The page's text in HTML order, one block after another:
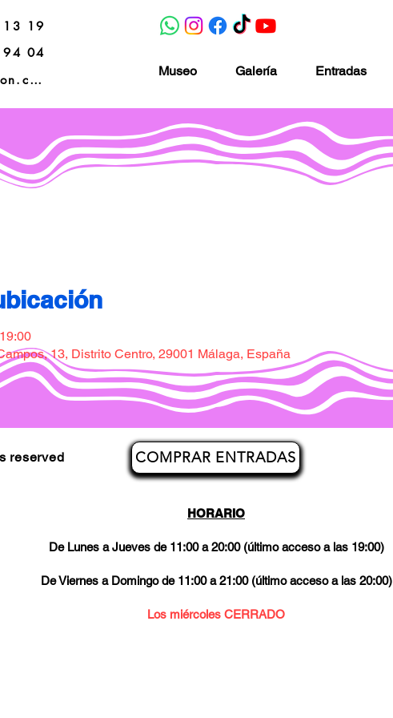
19
04
info@museoimaginacion.com
Museo Galería Entradas
13, Distrito Centro, 29001 Málaga, España
HORARIO
De Lunes a Jueves de 11:00 a 20:00 (último acceso a las 19:00)
De Viernes a Domingo de 11:00 a 21:00 (último acceso a las 20:00)
Los miércoles CERRADO
COMPRAR ENTRADAS
reserved